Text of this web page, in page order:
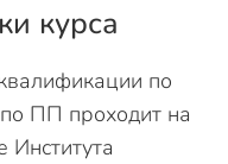
курса
по
ПП проходит на